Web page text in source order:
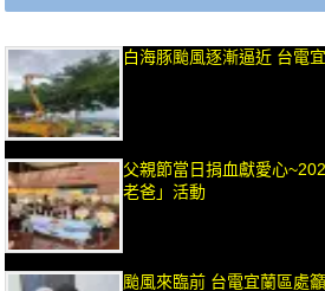
白海豚颱風逐漸逼近 台電
父親節當日捐血獻愛心
老爸」活動
颱風來臨前 台電宜蘭區處